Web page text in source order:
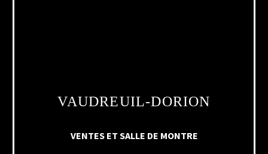
VAUDREUIL-DORION
VENTES ET SALLE DE MONTRE